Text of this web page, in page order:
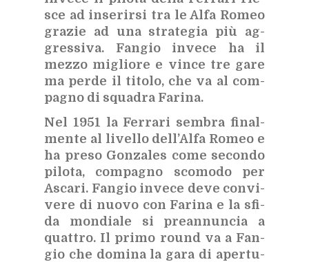
sce ad in­se­rir­si tra le Alfa Ro­meo
gra­zie ad una stra­te­gia più ag­
gres­si­va. Fan­gio in­ve­ce ha il
mez­zo mi­glio­re e vin­ce tre gare
ma per­de il ti­to­lo, che va al com­
pa­gno di squa­dra Fa­ri­na.
Nel 1951 la Fer­ra­ri sem­bra fi­nal­
men­te al li­vel­lo del­l’Al­fa Ro­meo e
ha pre­so Gon­za­les come se­con­do
pi­lo­ta, com­pa­gno sco­mo­do per
Asca­ri. Fan­gio in­ve­ce deve con­vi­
ve­re di nuo­vo con Fa­ri­na e la sfi­
da mon­dia­le si pre­an­nun­cia a
quat­tro. Il pri­mo round va a Fan­
gio che do­mi­na la gara di aper­tu­